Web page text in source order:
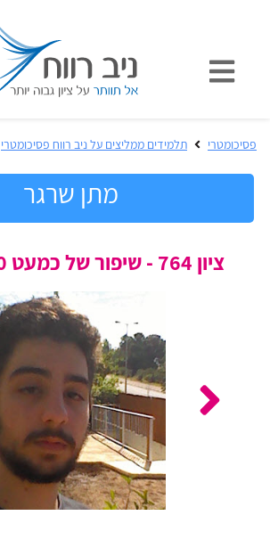
כניסת
תלמידים
הכנה
לפסיכומטרי
המוצרים
מבית
רווח
בחינות
הכנה
לצה"ל
פסיכומטרי תלמידים ממליצים על ניב רווח פסיכומטרי
מתן שרגר
ציון 764 - שיפור של כמעט 70 נקודות!